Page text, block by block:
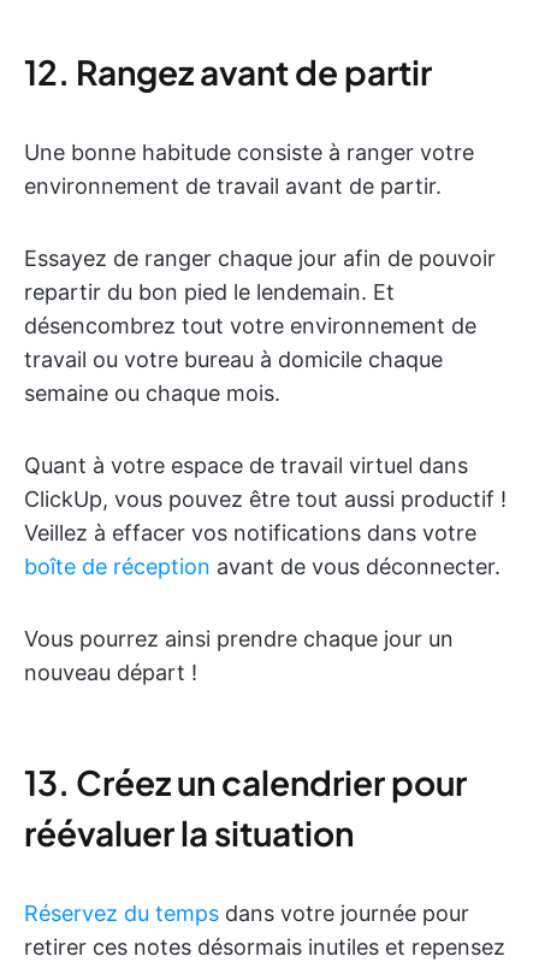
12. Rangez avant de partir
Une bonne habitude consiste à ranger votre
environnement de travail avant de partir.
Essayez de ranger chaque jour afin de pouvoir
repartir du bon pied le lendemain. Et
désencombrez tout votre environnement de
travail ou votre bureau à domicile chaque
semaine ou chaque mois.
Quant à votre espace de travail virtuel dans
ClickUp, vous pouvez être tout aussi productif !
Veillez à effacer vos notifications dans votre
boîte de réception avant de vous déconnecter.
Vous pourrez ainsi prendre chaque jour un
nouveau départ !
13. Créez un calendrier pour
réévaluer la situation
Réservez du temps dans votre journée pour
retirer ces notes désormais inutiles et repensez